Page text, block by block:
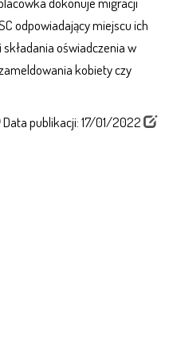
odpowiadający miejscu ich
oświadczenia w
kobiety czy
Data publikacji: 17/01/2022